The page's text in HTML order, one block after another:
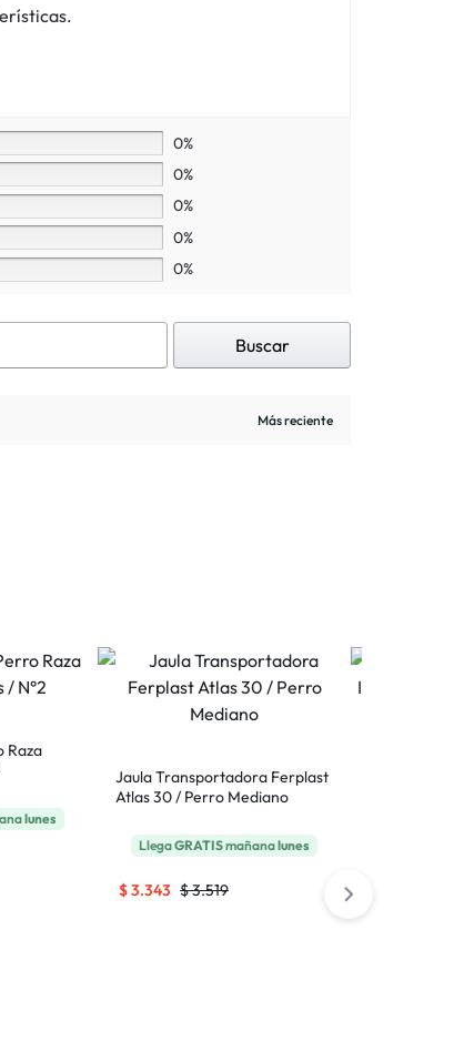
0%
0%
0%
0%
0%
Buscar
Raza
lunes
Jaula Transportadora Ferplast
Atlas 30 / Perro Mediano
LlegaGRATISmañanalunes
$3.519
$3.343